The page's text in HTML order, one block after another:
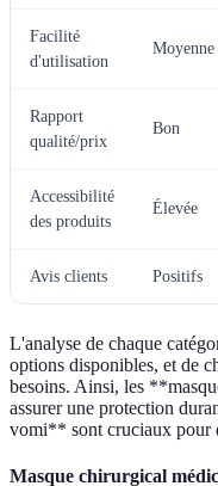
Facilité
d'utilisation
Moyenne
Rapport
qualité/prix
Bon
Accessibilité
des produits
Élevée
Avis clients Positifs
L'analyse de chaque
options disponibles, et de
besoins. Ainsi, les
assurer une protection
vomi** sont cruciaux pour
Masque chirurgical